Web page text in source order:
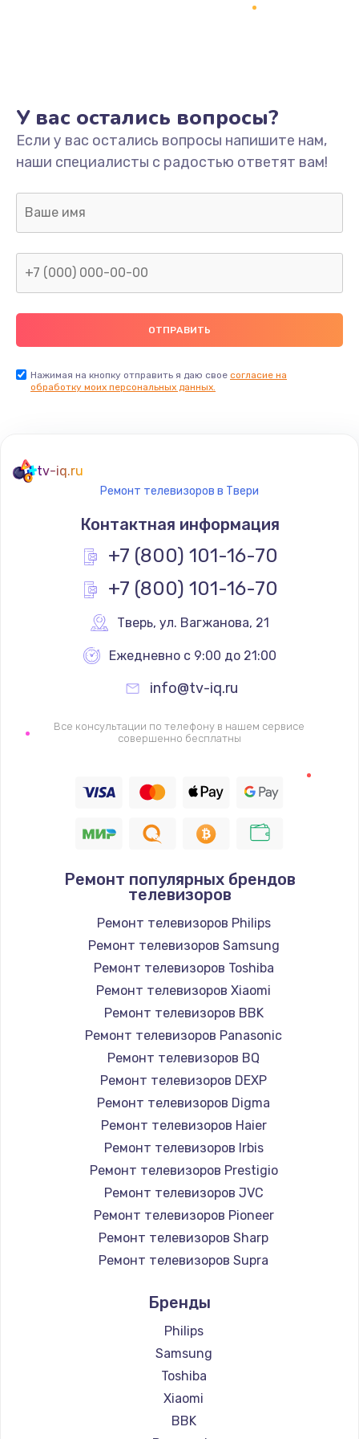
Не включается
1400 руб.
Заказать
Нет звука
800 руб.
Не видит флешку
400 руб.
Заказать
900 руб.
Заказать
900 руб.
Заказать
Не работает
1400 руб.
Восстановление цепи питания, пайка
Заказать
Программный ремонт/прошивка
Замена Bluetooth/Wi-Fi модуля
Заказать
Замена картридера
890 руб.
Заказать
Замена микросхемы NFC
1100 руб.
Заказать
Замена шим-контроллера
Заказать
Настройка Wi-Fi
1030 руб.
Заказать
У вас остались вопросы?
Если у вас остались вопросы напишите нам,
наши специалисты с радостью ответят вам!
Нажимая на кнопку отправить я даю свое согласие на
обработку моих персональных данных.
tv-iq.ru
Ремонт телевизоров в Твери
Контактная информация
+7 (800) 101-16-70
+7 (800) 101-16-70
Тверь, ул. Вагжанова, 21
Ежедневно с 9:00 до 21:00
info@tv-iq.ru
Все консультации по телефону в нашем сервисе
совершенно бесплатны
Ремонт популярных брендов
телевизоров
Ремонт телевизоров Philips
Ремонт телевизоров Samsung
Ремонт телевизоров Toshiba
Ремонт телевизоров Xiaomi
Ремонт телевизоров BBK
Ремонт телевизоров Panasonic
Ремонт телевизоров BQ
Ремонт телевизоров DEXP
Ремонт телевизоров Digma
Ремонт телевизоров Haier
Ремонт телевизоров Irbis
Ремонт телевизоров Prestigio
Ремонт телевизоров JVC
Ремонт телевизоров Pioneer
Ремонт телевизоров Sharp
Ремонт телевизоров Supra
Ремонт телевизоров Hisense
Ремонт телевизоров Daewoo
Ремонт телевизоров Centek
Ремонт телевизоров Telefunken
Ремонт телевизоров Hyundai
Ремонт телевизоров Doffler
Бренды
Philips
Samsung
Toshiba
Xiaomi
BBK